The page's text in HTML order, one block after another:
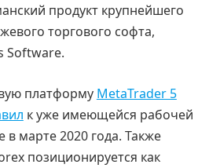
продукт крупнейшего
торгового софта,
Software.
платформу MetaTrader 5
к уже имеющейся рабочей
марте 2020 года. Также
позиционируется как